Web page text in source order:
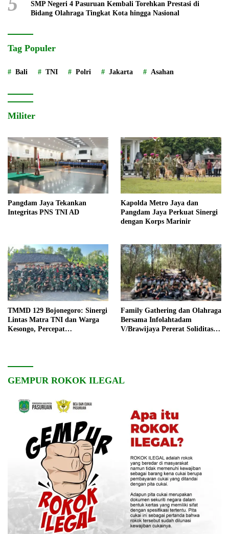
SMP Negeri 4 Pasuruan Kembali Torehkan Prestasi di
Bidang Olahraga Tingkat Kota hingga Nasional
Tag Populer
Bali TNI Polri Jakarta Asahan
Militer
Pangdam Jaya Tekankan
Integritas PNS TNI AD
Kapolda Metro Jaya dan
Pangdam Jaya Perkuat Sinergi
dengan Korps Marinir
TMMD 129 Bojonegoro: Sinergi
Lintas Matra TNI dan Warga
Kesongo, Percepat
Family Gathering dan Olahraga
Bersama Infolahtadam
V/Brawijaya Pererat Soliditas
GEMPUR ROKOK ILEGAL